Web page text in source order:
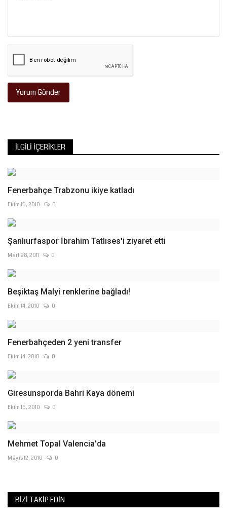
Yorum Gönder
İLGILI İÇERIKLER
Fenerbahçe Trabzonu ikiye katladı
Ekim 10, 2010 0
Şanlıurfaspor İbrahim Tatlıses'i ziyaret etti
Mart 28, 2011 0
Beşiktaş Malyi renklerine bağladı!
Ekim 14, 2010 0
Fenerbahçeden 2 yeni transfer
Ekim 14, 2010 0
Giresunsporda Bahri Kaya dönemi
Ekim 15, 2010 0
Mehmet Topal Valencia'da
Mayıs 12, 2010 0
BIZI TAKIP EDIN